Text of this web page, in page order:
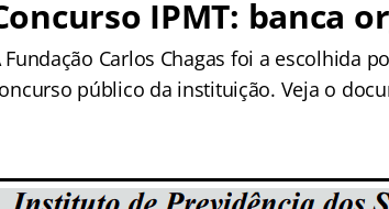
IPMT: banca
Fundação Carlos Chagas foi a escolhida
público da instituição. Veja o